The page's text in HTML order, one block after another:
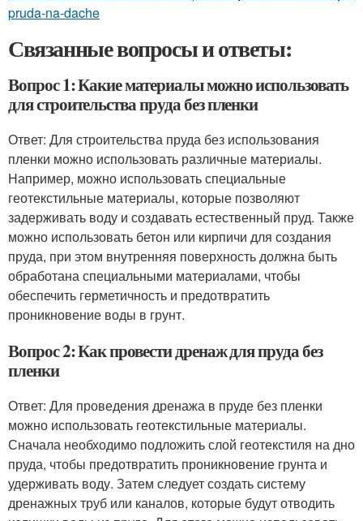
pruda-na-dache
Связанные вопросы и ответы:
Вопрос 1: Какие материалы можно использовать
для строительства пруда без пленки
Ответ: Для строительства пруда без использования
пленки можно использовать различные материалы.
Например, можно использовать специальные
геотекстильные материалы, которые позволяют
задерживать воду и создавать естественный пруд. Также
можно использовать бетон или кирпичи для создания
пруда, при этом внутренняя поверхность должна быть
обработана специальными материалами, чтобы
обеспечить герметичность и предотвратить
проникновение воды в грунт.
Вопрос 2: Как провести дренаж для пруда без
пленки
Ответ: Для проведения дренажа в пруде без пленки
можно использовать геотекстильные материалы.
Сначала необходимо подложить слой геотекстиля на дно
пруда, чтобы предотвратить проникновение грунта и
удерживать воду. Затем следует создать систему
дренажных труб или каналов, которые будут отводить